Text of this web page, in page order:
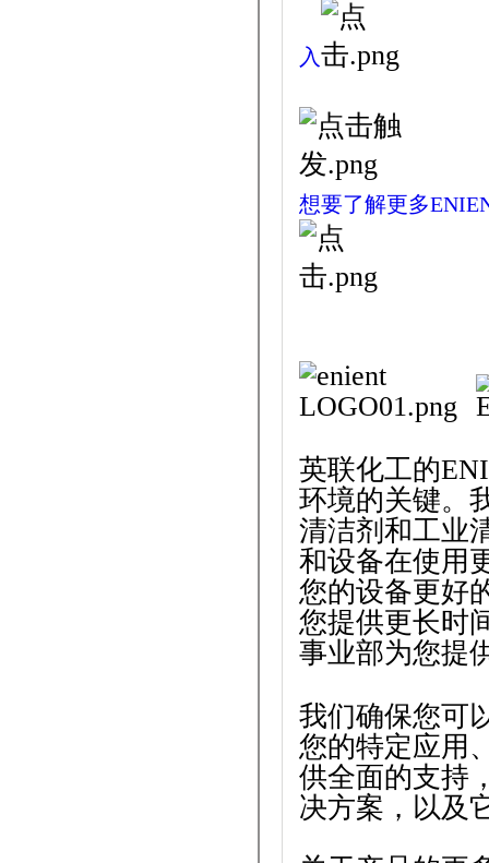
入
想要了解更多
英联化工的
环境的关键。
清洁剂和工业
和设备在使用
您的设备更好
您提供更长时
事业部为您提
我们确保您可
您的特定应用
供全面的支持
决方案，以及